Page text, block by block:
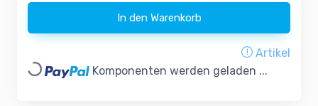
In den Warenkorb
Artikel
Loading... Komponenten werden geladen ...